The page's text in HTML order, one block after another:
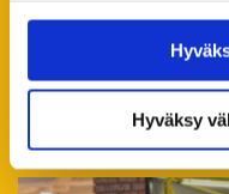
saattaa estää näiden
Hyväksymällä kaikki
sisältö on
Hyväksy
seuraavaksi
Kaikki ajankohtaiset